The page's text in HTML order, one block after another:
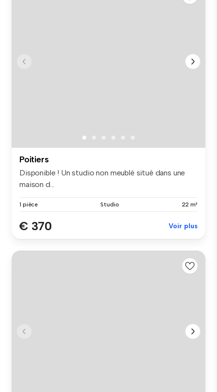
Poitiers
Disponible ! Un studio non meublé situé dans une
maison d...
1 pièce Studio 22 m²
€ 370 Voir plus